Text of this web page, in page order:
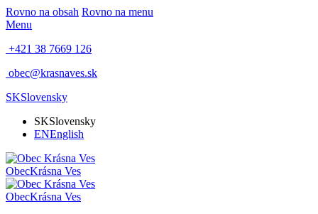
Rovno na obsah Rovno na menu
Menu
+421 38 7669 126
obec@krasnaves.sk
SKSlovensky
SKSlovensky
ENEnglish
ObecKrásna Ves
ObecKrásna Ves